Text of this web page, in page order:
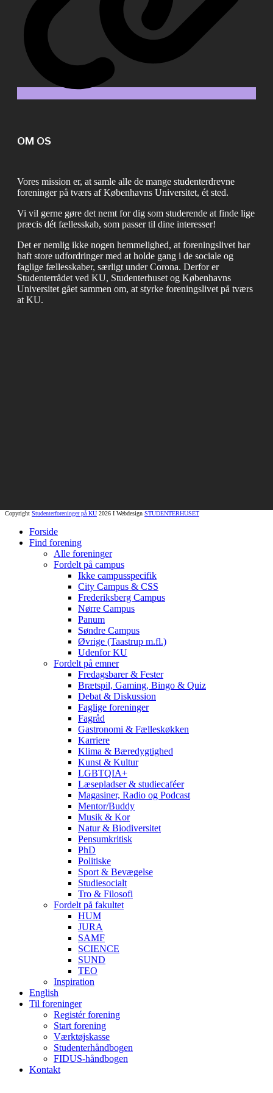
OM OS
Vores mission er, at samle alle de mange studenterdrevne
foreninger på tværs af Københavns Universitet, ét sted.
Vi vil gerne gøre det nemt for dig som studerende at finde lige
præcis dét fællesskab, som passer til dine interesser!
Det er nemlig ikke nogen hemmelighed, at foreningslivet har
haft store udfordringer med at holde gang i de sociale og
faglige fællesskaber, særligt under Corona. Derfor er
Studenterrådet ved KU, Studenterhuset og Københavns
Universitet gået sammen om, at styrke foreningslivet på tværs
at KU.
Copyright Studenterforeninger på KU 2026 I Webdesign STUDENTERHUSET
Forside
Find forening
Alle foreninger
Fordelt på campus
Ikke campusspecifik
City Campus & CSS
Frederiksberg Campus
Nørre Campus
Panum
Søndre Campus
Øvrige (Taastrup m.fl.)
Udenfor KU
Fordelt på emner
Fredagsbarer & Fester
Brætspil, Gaming, Bingo & Quiz
Debat & Diskussion
Faglige foreninger
Fagråd
Gastronomi & Fælleskøkken
Karriere
Klima & Bæredygtighed
Kunst & Kultur
LGBTQIA+
Læsepladser & studiecaféer
Magasiner, Radio og Podcast
Mentor/Buddy
Musik & Kor
Natur & Biodiversitet
Pensumkritisk
PhD
Politiske
Sport & Bevægelse
Studiesocialt
Tro & Filosofi
Fordelt på fakultet
HUM
JURA
SAMF
SCIENCE
SUND
TEO
Inspiration
English
Til foreninger
Registér forening
Start forening
Værktøjskasse
Studenterhåndbogen
FIDUS-håndbogen
Kontakt